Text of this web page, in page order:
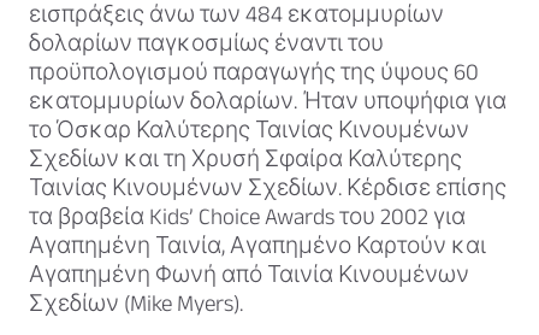
εισπράξεις άνω των 484 εκατομμυρίων
δολαρίων παγκοσμίως έναντι του
προϋπολογισμού παραγωγής της ύψους 60
εκατομμυρίων δολαρίων. Ήταν υποψήφια για
το Όσκαρ Καλύτερης Ταινίας Κινουμένων
Σχεδίων και τη Χρυσή Σφαίρα Καλύτερης
Ταινίας Κινουμένων Σχεδίων. Κέρδισε επίσης
τα βραβεία Kids’ Choice Awards του 2002 για
Αγαπημένη Ταινία, Αγαπημένο Καρτούν και
Αγαπημένη Φωνή από Ταινία Κινουμένων
Σχεδίων (Mike Myers).